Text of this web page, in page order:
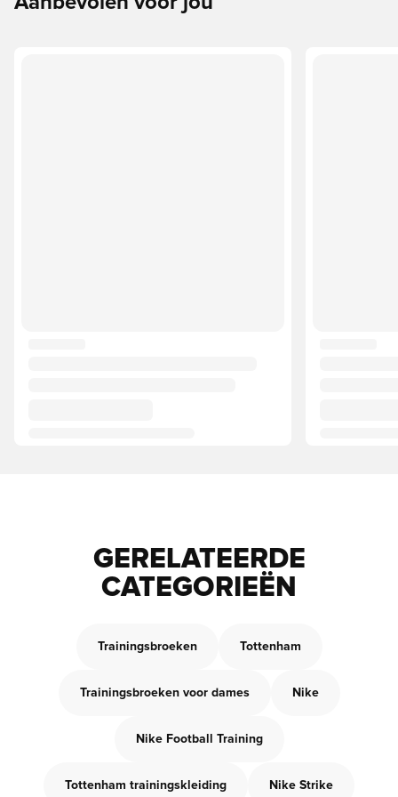
GERELATEERDE
CATEGORIEËN
Trainingsbroeken Tottenham
Trainingsbroeken voor dames Nike
Nike Football Training
Tottenham trainingskleiding Nike Strike